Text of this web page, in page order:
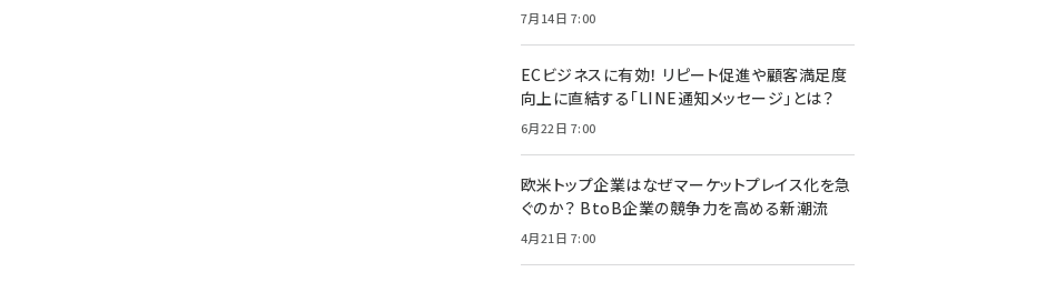
7月14日 7:00
ECビジネスに有効！ リピート促進や顧客満足度
向上に直結する「LINE通知メッセージ」とは？
6月22日 7:00
欧米トップ企業はなぜマーケットプレイス化を急
ぐのか？ BtoB企業の競争力を高める新潮流
4月21日 7:00